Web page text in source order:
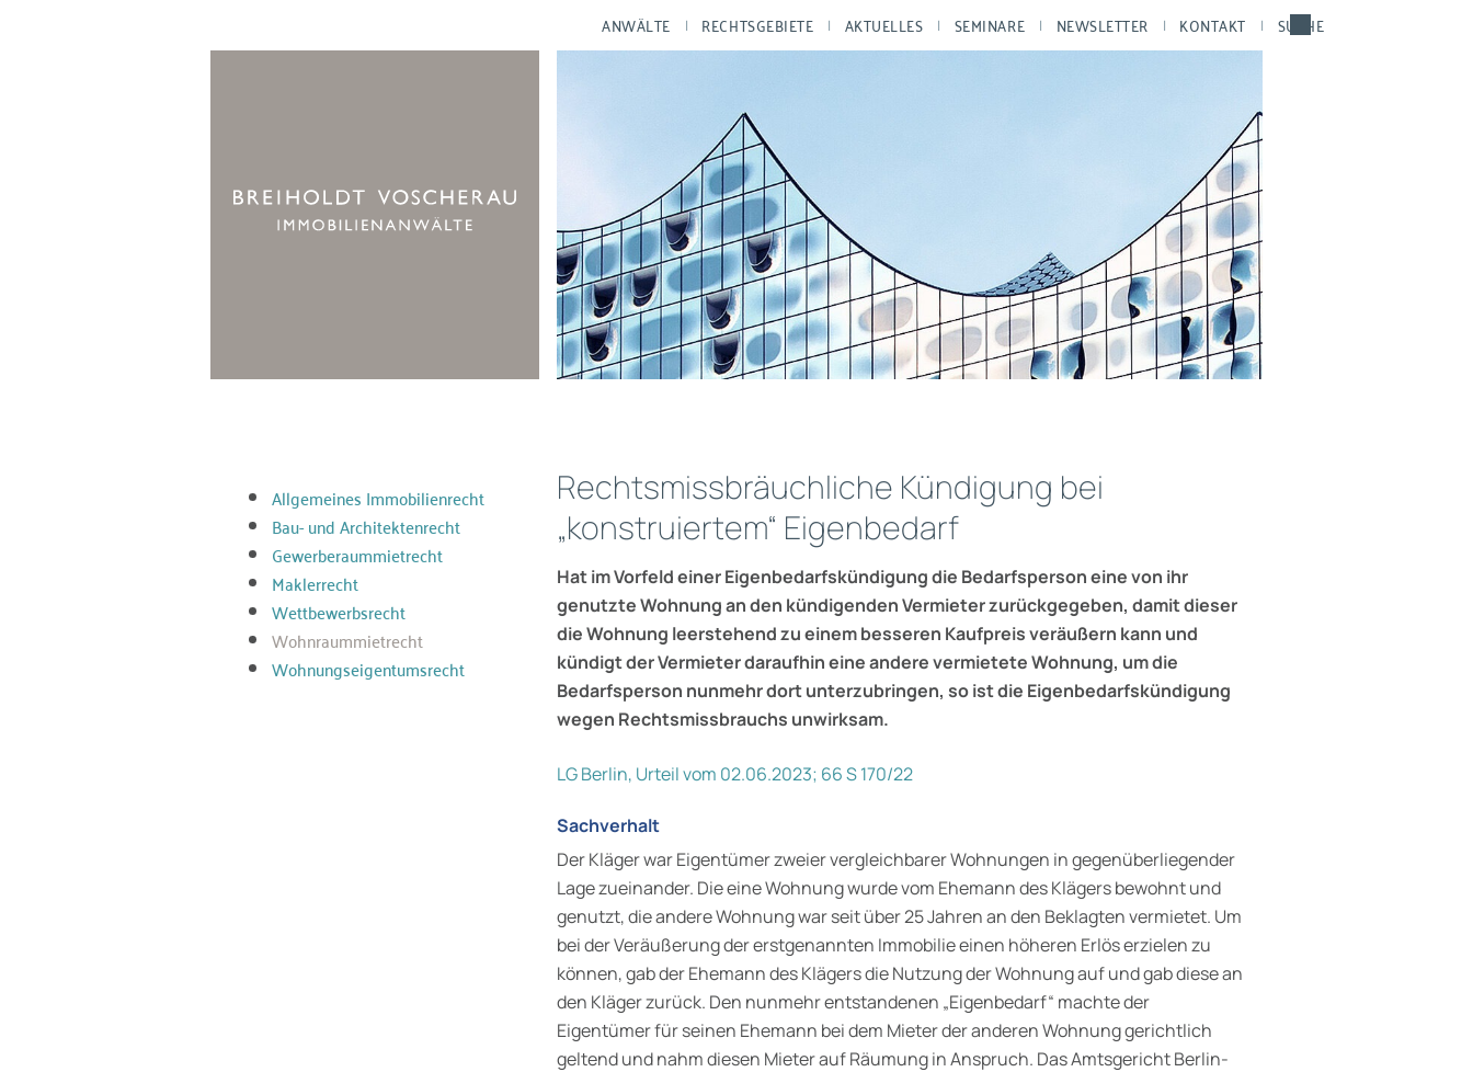
ANWÄLTE RECHTSGEBIETE AKTUELLES SEMINARE NEWSLETTER KONTAKT SUCHE
Allgemeines Immobilienrecht
Bau- und Architektenrecht
Gewerberaummietrecht
Maklerrecht
Wettbewerbsrecht
Wohnraummietrecht
Wohnungseigentumsrecht
Rechtsmissbräuchliche Kündigung bei
„konstruiertem“ Eigenbedarf
Hat im Vorfeld einer Eigenbedarfskündigung die Bedarfsperson eine von ihr
genutzte Wohnung an den kündigenden Vermieter zurückgegeben, damit dieser
die Wohnung leerstehend zu einem besseren Kaufpreis veräußern kann und
kündigt der Vermieter daraufhin eine andere vermietete Wohnung, um die
Bedarfsperson nunmehr dort unterzubringen, so ist die Eigenbedarfskündigung
wegen Rechtsmissbrauchs unwirksam.
LG Berlin, Urteil vom 02.06.2023; 66 S 170/22
Sachverhalt
Der Kläger war Eigentümer zweier vergleichbarer Wohnungen in gegenüberliegender
Lage zueinander. Die eine Wohnung wurde vom Ehemann des Klägers bewohnt und
genutzt, die andere Wohnung war seit über 25 Jahren an den Beklagten vermietet. Um
bei der Veräußerung der erstgenannten Immobilie einen höheren Erlös erzielen zu
können, gab der Ehemann des Klägers die Nutzung der Wohnung auf und gab diese an
den Kläger zurück. Den nunmehr entstandenen „Eigenbedarf“ machte der
Eigentümer für seinen Ehemann bei dem Mieter der anderen Wohnung gerichtlich
geltend und nahm diesen Mieter auf Räumung in Anspruch. Das Amtsgericht Berlin-